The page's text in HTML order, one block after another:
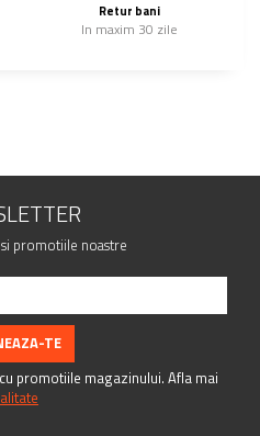
Retur bani
In maxim 30 zile
promotiile noastre
promotiile magazinului. Afla mai